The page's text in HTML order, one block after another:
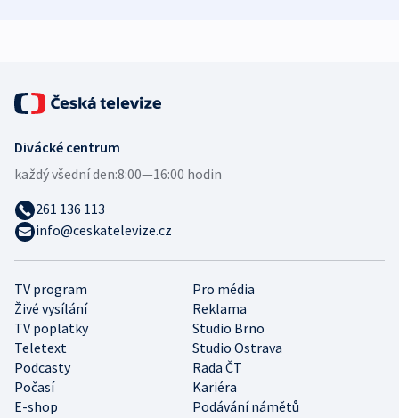
TV program
Pro média
Živé vysílání
Reklama
TV poplatky
Studio Brno
Teletext
Studio Ostrava
Podcasty
Rada ČT
Počasí
Kariéra
E-shop
Podávání námětů
Divácké centrum
každý všední den:8:00—16:00 hodin
261 136 113
info@ceskatelevize.cz